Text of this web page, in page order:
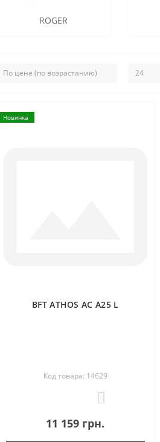
ROGER
Новинка
BFT ATHOS AC A25 L
Код товара: 14629
11 159 грн.